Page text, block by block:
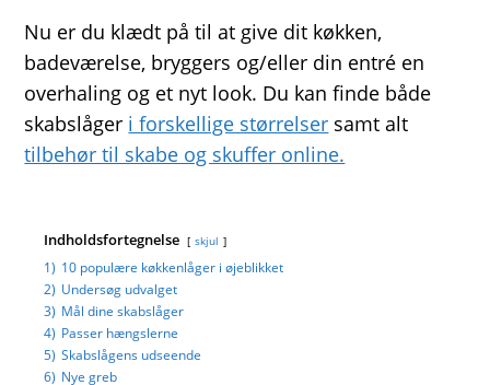
Nu er du klædt på til at give dit køkken,
badeværelse, bryggers og/eller din entré en
overhaling og et nyt look. Du kan finde både
skabslåger i forskellige størrelser samt alt
tilbehør til skabe og skuffer online.
Indholdsfortegnelse skjul
1) 10 populære køkkenlåger i øjeblikket
2) Undersøg udvalget
3) Mål dine skabslåger
4) Passer hængslerne
5) Skabslågens udseende
6) Nye greb